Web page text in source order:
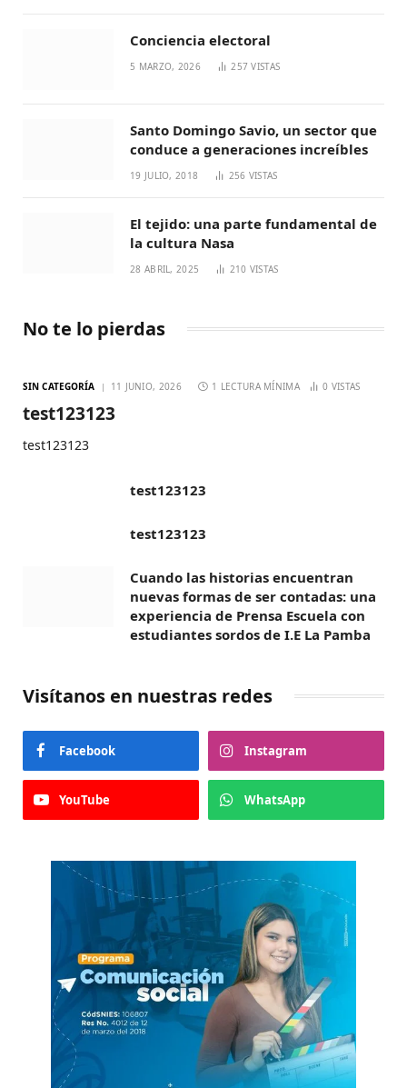
Conciencia electoral
5 MARZO, 2026 257VISTAS
Santo Domingo Savio, un sector que
conduce a generaciones increíbles
19 JULIO, 2018 256 VISTAS
El tejido: una parte fundamental de
la cultura Nasa
28 ABRIL, 2025 210 VISTAS
No te lo pierdas
SIN CATEGORÍA 11 JUNIO, 2026 1 LECTURA MÍNIMA 0 VISTAS
test123123
test123123
test123123
test123123
Cuando las historias encuentran
nuevas formas de ser contadas: una
experiencia de Prensa Escuela con
estudiantes sordos de I.E La Pamba
Visítanos en nuestras redes
Facebook Instagram
YouTube WhatsApp